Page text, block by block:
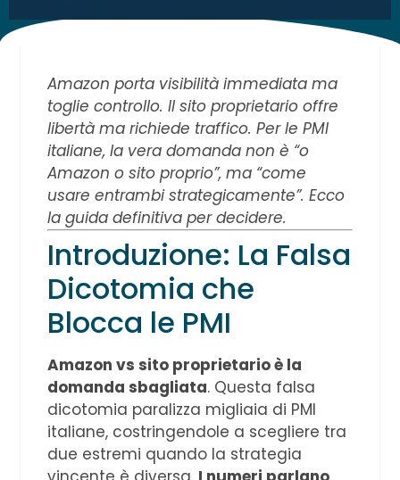
Amazon porta visibilità immediata ma
toglie controllo. Il sito proprietario offre
libertà ma richiede traffico. Per le PMI
italiane, la vera domanda non è “o
Amazon o sito proprio”, ma “come
usare entrambi strategicamente”. Ecco
la guida definitiva per decidere.
Introduzione: La Falsa
Dicotomia che
Blocca le PMI
Amazon vs sito proprietario è la
domanda sbagliata. Questa falsa
dicotomia paralizza migliaia di PMI
italiane, costringendole a scegliere tra
due estremi quando la strategia